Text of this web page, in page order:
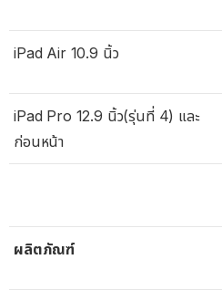
iPad Air 10.9 นิ้ว
iPad Pro 12.9 นิ้ว(รุ่นที่ 4) และ
ก่อนหน้า
ผลิตภัณฑ์